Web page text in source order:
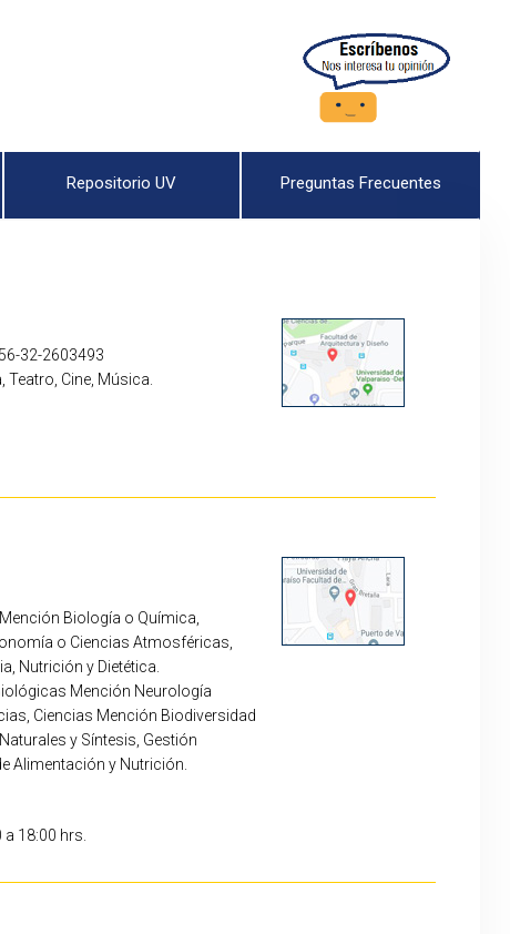
Repositorio UV Preguntas Frecuentes
32-2603493
Cine, Música.
Biología o Química,
o Ciencias Atmosféricas,
Nutrición y Dietética.
Mención Neurología
Ciencias Mención Biodiversidad
y Síntesis, Gestión
Alimentación y Nutrición.
a 18:00 hrs.